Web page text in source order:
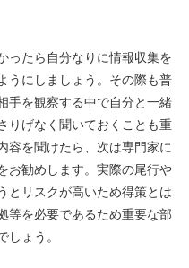
ったら自分なりに情報収集を
うにしましょう。その際も普
手を観察する中で自分と一緒
りげなく聞いておくことも重
容を聞けたら、次は専門家に
お勧めします。実際の尾行や
とリスクが高いため得策とは
等を必要であるため重要な部
ょう。